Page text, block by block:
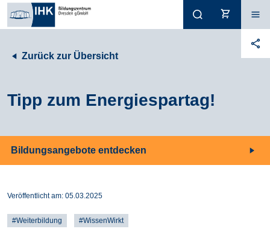
Zurück zur Übersicht
Tipp zum Energiespartag!
Bildungsangebote entdecken
Veröffentlicht am: 05.03.2025
#Weiterbildung #WissenWirkt